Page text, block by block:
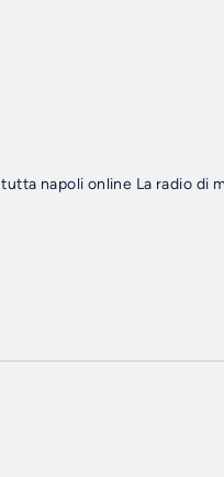
napoli online La radio di